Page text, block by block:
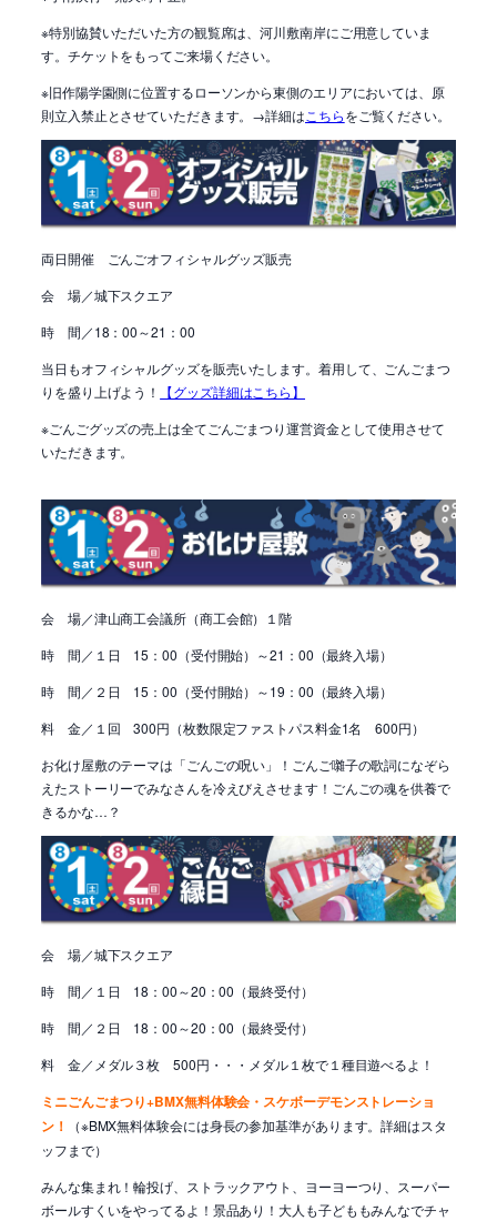
※特別協賛いただいた方の観覧席は、河川敷南岸にご用意していま
す。チケットをもってご来場ください。
※旧作陽学園側に位置するローソンから東側のエリアにおいては、原
則立入禁止とさせていただきます。→詳細は こちらをご覧ください。
両日開催 ごんごオフィシャルグッズ販売
会 場／城下スクエア
時 間／18：00～21：00
当日もオフィシャルグッズを販売いたします。着用して、ごんごまつ
りを盛り上げよう！
【グッズ詳細はこちら】
※ごんごグッズの売上は全てごんごまつり運営資金として使用させて
いただきます。
会 場／津山商工会議所（商工会館）１階
時 間／１日 15：00（受付開始）～21：00（最終入場）
時 間／２日 15：00（受付開始）～19：00（最終入場）
料 金／１回 300円（枚数限定ファストパス料金1名 600円）
お化け屋敷のテーマは「ごんごの呪い」！ごんご囃子の歌詞になぞら
えたストーリーでみなさんを冷えびえさせます！ごんごの魂を供養で
きるかな…？
会 場／城下スクエア
時 間／１日 18：00～20：00（最終受付）
時 間／２日 18：00～20：00（最終受付）
料 金／メダル３枚 500円・・・ メダル１枚で１種目遊べるよ！
ミニごんごまつり+BMX無料体験会・スケボーデモンストレーショ
ン！
（※BMX無料体験会には身長の参加基準があります。詳細はスタ
ッフまで）
みんな集まれ！輪投げ、ストラックアウト、ヨーヨーつり、スーパー
ボールすくいをやってるよ！景品あり！大人も子どももみんなでチャ